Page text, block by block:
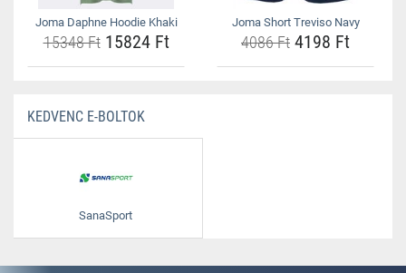
Joma Daphne Hoodie Khaki
15348 Ft15824 Ft
Joma Short Treviso Navy
4086 Ft 4198 Ft
KEDVENC E-BOLTOK
SanaSport